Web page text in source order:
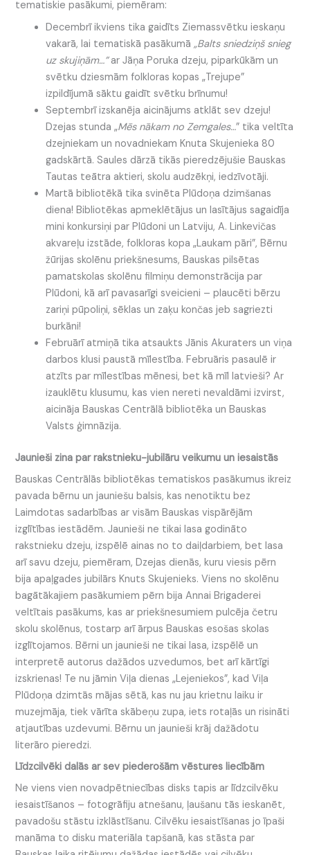
tematiskie pasākumi, piemēram:
Decembrī ikviens tika gaidīts Ziemassvētku ieskaņu
vakarā, lai tematiskā pasākumā„Balts sniedziņš snieg
uz skujiņām…”ar Jāņa Poruka dzeju, piparkūkām un
svētku dziesmām folkloras kopas „Trejupe”
izpildījumā sāktu gaidīt svētku brīnumu!
Septembrī izskanēja aicinājums atklāt sev dzeju!
Dzejas stunda „Mēs nākam no Zemgales…” tika veltīta
dzejniekam un novadniekam Knuta Skujenieka 80
gadskārtā. Saules dārzā tikās pieredzējušie Bauskas
Tautas teātra aktieri, skolu audzēkņi, iedzīvotāji.
Martā bibliotēkā tika svinēta Plūdoņa dzimšanas
diena! Bibliotēkas apmeklētājus un lasītājus sagaidīja
mini konkursiņi par Plūdoni un Latviju, A. Linkevičas
akvareļu izstāde, folkloras kopa „Laukam pāri”, Bērnu
žūrijas skolēnu priekšnesums, Bauskas pilsētas
pamatskolas skolēnu filmiņu demonstrācija par
Plūdoni, kā arī pavasarīgi sveicieni – plaucēti bērzu
zariņi pūpoliņi, sēklas un zaķu končas jeb sagriezti
burkāni!
Februārī atmiņā tika atsaukts Jānis Akuraters un viņa
darbos klusi paustā mīlestība. Februāris pasaulē ir
atzīts par mīlestības mēnesi, bet kā mīl latvieši? Ar
izauklētu klusumu, kas vien nereti nevaldāmi izvirst,
aicināja Bauskas Centrālā bibliotēka un Bauskas
Valsts ģimnāzija.
Jaunieši zina par rakstnieku-jubilāru veikumu un iesaistās
Bauskas Centrālās bibliotēkas tematiskos pasākumus ikreiz
pavada bērnu un jauniešu balsis, kas nenotiktu bez
Laimdotas sadarbības ar visām Bauskas vispārējām
izglītības iestādēm. Jaunieši ne tikai lasa godināto
rakstnieku dzeju, izspēlē ainas no to daiļdarbiem, bet lasa
arī savu dzeju, piemēram, Dzejas dienās, kuru viesis pērn
bija apaļgades jubilārs Knuts Skujenieks. Viens no skolēnu
bagātākajiem pasākumiem pērn bija Annai Brigaderei
veltītais pasākums, kas ar priekšnesumiem pulcēja četru
skolu skolēnus, tostarp arī ārpus Bauskas esošas skolas
izglītojamos. Bērni un jaunieši ne tikai lasa, izspēlē un
interpretē autorus dažādos uzvedumos, bet arī kārtīgi
izskrienas! Te nu jāmin Viļa dienas „Lejeniekos”, kad Viļa
Plūdoņa dzimtās mājas sētā, kas nu jau krietnu laiku ir
muzejmāja, tiek vārīta skābeņu zupa, iets rotaļās un risināti
atjautības uzdevumi. Bērnu un jaunieši krāj dažādotu
literāro pieredzi.
Līdzcilvēki dalās ar sev piederošām vēstures liecībām
Ne viens vien novadpētniecības disks tapis ar līdzcilvēku
iesaistīšanos – fotogrāfiju atnešanu, ļaušanu tās ieskanēt,
pavadošu stāstu izklāstīšanu. Cilvēku iesaistīšanas jo īpaši
manāma to disku materiāla tapšanā, kas stāsta par